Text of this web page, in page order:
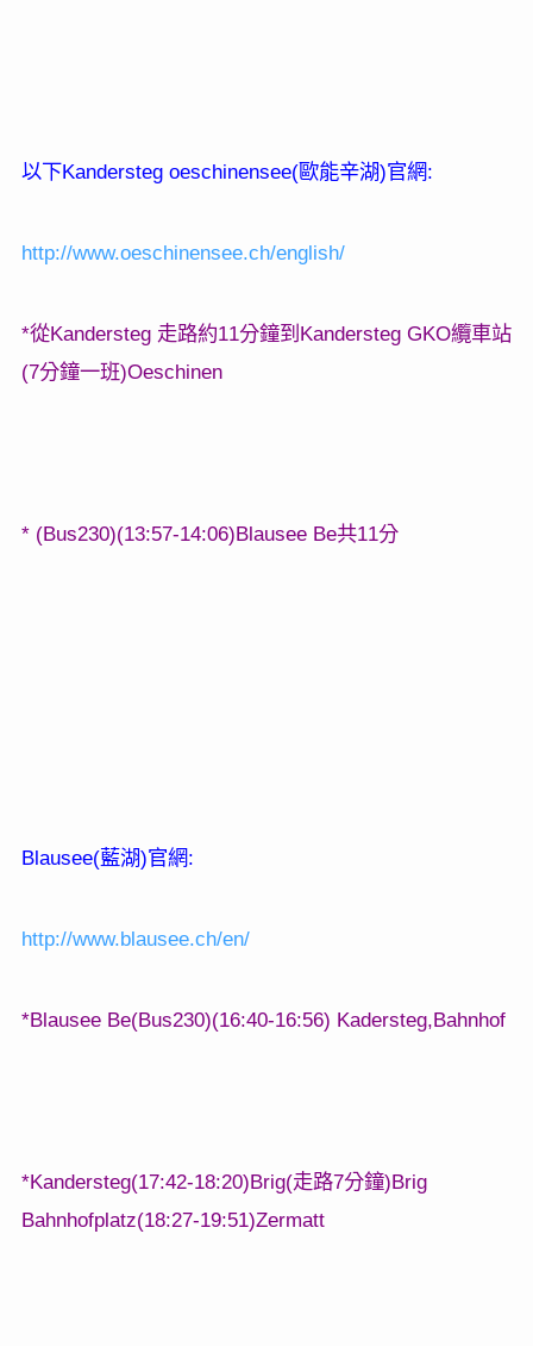
以下Kandersteg oeschinensee(歐能辛湖)官網:
http://www.oeschinensee.ch/english/
*從Kandersteg 走路約11分鐘到 Kandersteg GKO纜車站
(7分鐘一班)Oeschinen
* (Bus230)(13:57-14:06)Blausee Be共11分
Blausee(藍湖)官網:
http://www.blausee.ch/en/
*Blausee Be(Bus230)(16:40-16:56) Kadersteg,Bahnhof
*Kandersteg(17:42-18:20)Brig(走路7分鐘)Brig
Bahnhofplatz(18:27-19:51)Zermatt